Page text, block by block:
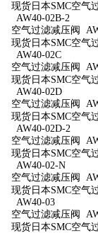
现货日本SMC空气
AW40-02B-2
空气过滤减压阀
现货日本SMC空气
AW40-02C
空气过滤减压阀
现货日本SMC空气
AW40-02D
空气过滤减压阀
现货日本SMC空气
AW40-02D-2
空气过滤减压阀
现货日本SMC空气
AW40-02-N
空气过滤减压阀
现货日本SMC空气
AW40-03
空气过滤减压阀
现货日本SMC空气